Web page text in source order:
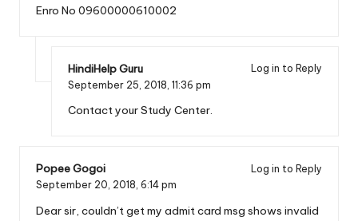
Enro No 09600000610002
HindiHelp Guru
Log in to Reply
September 25, 2018, 11:36 pm
Contact your Study Center.
Popee Gogoi
Log in to Reply
September 20, 2018, 6:14 pm
Dear sir, couldn’t get my admit card msg shows invalid